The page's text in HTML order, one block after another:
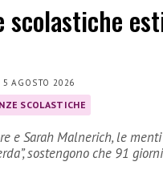
scolastiche
5 AGOSTO 2026
SCOLASTICHE
e Sarah Malnerich, le
sostengono che 91